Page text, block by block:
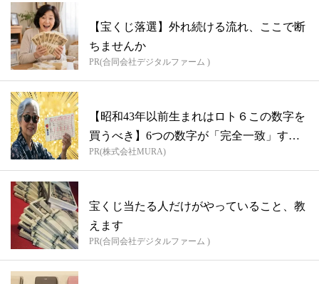
【宝くじ落選】外れ続ける流れ、ここで断
ちませんか
PR(合同会社デジタルファーム )
【昭和43年以前生まれはロト６この数字を
買うべき】6つの数字が「完全一致」する
方...
PR(株式会社MURA)
宝くじ当たる人だけがやっていること、教
えます
PR(合同会社デジタルファーム )